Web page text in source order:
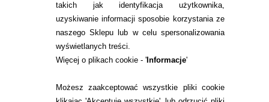
takich jak identyfikacja użytkownika,
uzyskiwanie informacji sposobie korzystania ze
naszego Sklepu lub w celu spersonalizowania
wyświetlanych treści.
Więcej o plikach cookie - 'Informacje'
Możesz zaakceptować wszystkie pliki cookie
INFORMACJE KONTAKTOWE
KONTAKT
TEL.